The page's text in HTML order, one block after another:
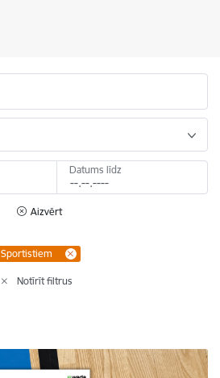
Datums līdz
Aizvērt
Sportistiem
Notīrīt filtrus